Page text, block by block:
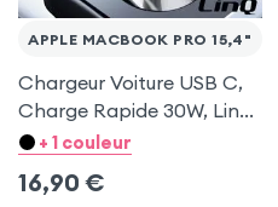
APPLE MACBOOK PRO 15,4"
Chargeur Voiture USB C,
Charge Rapide 30W, LinQ
– Blanc pour Apple
+ 1 couleur
16,90 €